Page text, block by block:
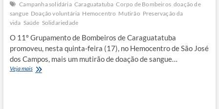
Campanha solidária Caraguatatuba Corpo de Bombeiros doação de
sangue Doação voluntária Hemocentro Mutirão Preservação da
vida Saúde Solidariedade
O 11º Grupamento de Bombeiros de Caraguatatuba
promoveu, nesta quinta-feira (17), no Hemocentro de São José
dos Campos, mais um mutirão de doação de sangue…
Veja maisBombeiros